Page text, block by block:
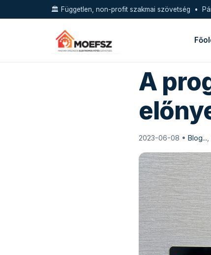
🏛️ Független, non-profit szakmai szövetség •
A
2023-06-08 • Blog...